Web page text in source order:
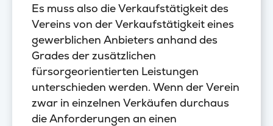
Es muss also die Verkaufstätigkeit des
Vereins von der Verkaufstätigkeit eines
gewerblichen Anbieters anhand des
Grades der zusätzlichen
fürsorgeorientierten Leistungen
unterschieden werden. Wenn der Verein
zwar in einzelnen Verkäufen durchaus
die Anforderungen an einen